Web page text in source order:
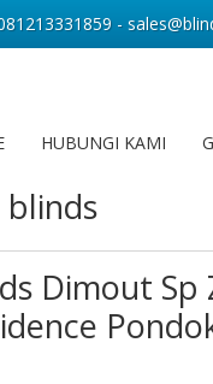
HUBUNGI KAMI
blinds
Dimout Sp
-